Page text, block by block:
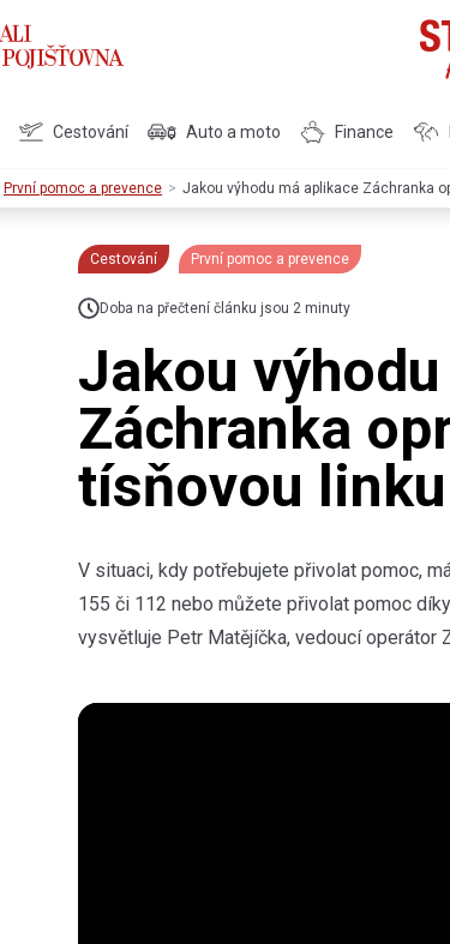
Cestování Auto a moto Finance
První pomoc a prevence Jakou výhodu má aplikace Záchranka
Cestování První pomoc a prevence
Doba na přečtení článku jsou 2 minuty
Jakou
Záchranka
tísňovou linku
V situaci, kdy potřebujete přivolat pomoc,
155 či 112 nebo můžete přivolat pomoc
vysvětluje Petr Matějíčka, vedoucí operátor